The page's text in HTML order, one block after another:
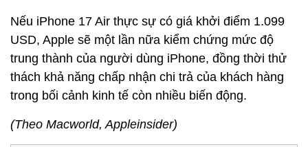
Nếu iPhone 17 Air thực sự có giá khởi điểm 1.099
USD, Apple sẽ một lần nữa kiểm chứng mức độ
trung thành của người dùng iPhone, đồng thời thử
thách khả năng chấp nhận chi trả của khách hàng
trong bối cảnh kinh tế còn nhiều biến động.
(Theo Macworld, Appleinsider)